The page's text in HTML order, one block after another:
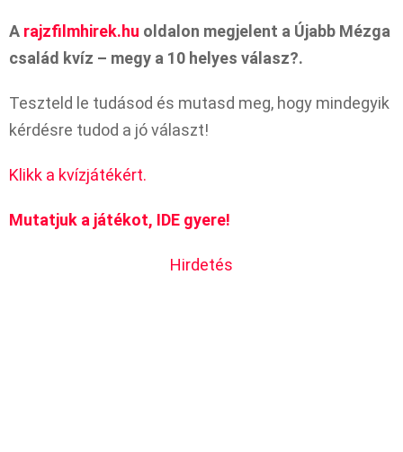
A rajzfilmhirek.hu oldalon megjelent a Újabb Mézga
család kvíz – megy a 10 helyes válasz?.
Teszteld le tudásod és mutasd meg, hogy mindegyik
kérdésre tudod a jó választ!
Klikk a kvízjátékért.
Mutatjuk a játékot, IDE gyere!
Hirdetés